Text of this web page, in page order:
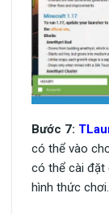
Bước 7:
có thể vào
có thể cài đặt
hình thức chơi.